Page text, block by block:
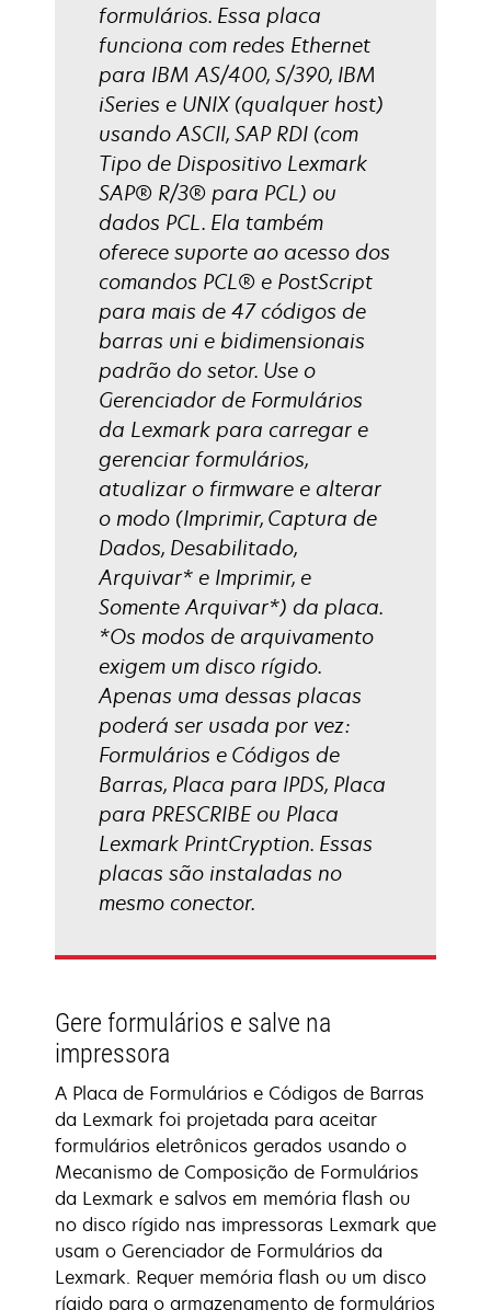
formulários. Essa placa
funciona com redes Ethernet
para IBM AS/400, S/390, IBM
iSeries e UNIX (qualquer host)
usando ASCII, SAP RDI (com
Tipo de Dispositivo Lexmark
SAP® R/3® para PCL) ou
dados PCL. Ela também
oferece suporte ao acesso dos
comandos PCL® e PostScript
para mais de 47 códigos de
barras uni e bidimensionais
padrão do setor. Use o
Gerenciador de Formulários
da Lexmark para carregar e
gerenciar formulários,
atualizar o firmware e alterar
o modo (Imprimir, Captura de
Dados, Desabilitado,
Arquivar* e Imprimir, e
Somente Arquivar*) da placa.
*Os modos de arquivamento
exigem um disco rígido.
Apenas uma dessas placas
poderá ser usada por vez:
Formulários e Códigos de
Barras, Placa para IPDS, Placa
para PRESCRIBE ou Placa
Lexmark PrintCryption. Essas
placas são instaladas no
mesmo conector.
Gere formulários e salve na
impressora
A Placa de Formulários e Códigos de Barras
da Lexmark foi projetada para aceitar
formulários eletrônicos gerados usando o
Mecanismo de Composição de Formulários
da Lexmark e salvos em memória flash ou
no disco rígido nas impressoras Lexmark que
usam o Gerenciador de Formulários da
Lexmark. Requer memória flash ou um disco
rígido para o armazenamento de formulários